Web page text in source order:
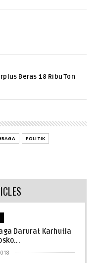
Beras 18 Ribu Ton
POLITIK
Darurat Karhutla